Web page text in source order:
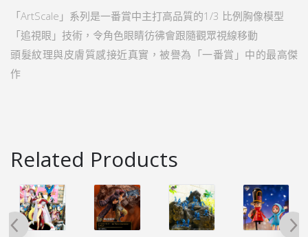
「ArtScale」系列是一番賞中主打高品質的1/3 比例胸像模型
「追視眼」技術，令角色眼睛彷彿會跟隨觀眾視線移動
頭髮紋理與皮膚質感接近真實，被譽為「一番賞」中的最高傑
作
Related Products